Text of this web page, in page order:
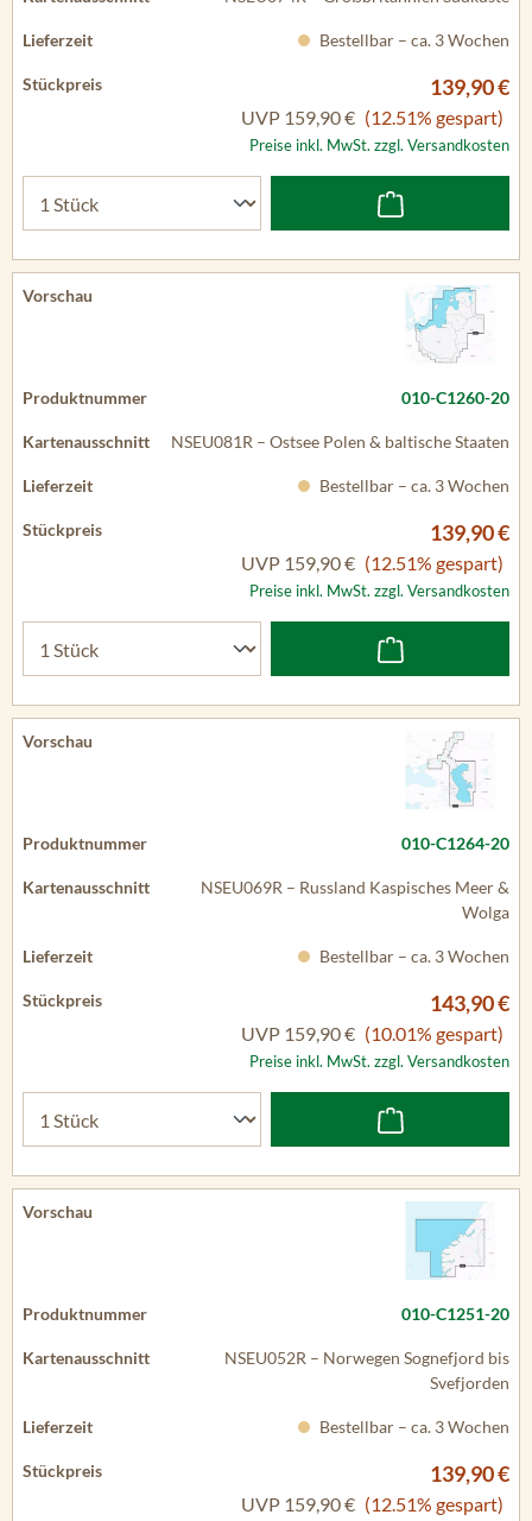
Bestellbar – ca. 3 Wochen
139,90 €
UVP 159,90 € (12.51% gespart)
Preise inkl. MwSt. zzgl. Versandkosten
010-C1260-20
NSEU081R – Ostsee Polen & baltische Staaten
Bestellbar – ca. 3 Wochen
139,90 €
UVP 159,90 € (12.51% gespart)
Preise inkl. MwSt. zzgl. Versandkosten
010-C1264-20
NSEU069R – Russland Kaspisches Meer &
Wolga
Bestellbar – ca. 3 Wochen
143,90 €
UVP 159,90 € (10.01% gespart)
Preise inkl. MwSt. zzgl. Versandkosten
010-C1251-20
NSEU052R – Norwegen Sognefjord bis
Svefjorden
Bestellbar – ca. 3 Wochen
139,90 €
UVP 159,90 € (12.51% gespart)